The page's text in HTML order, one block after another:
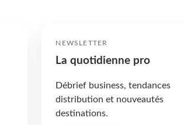
NEWSLETTER
La quotidienne pro
Débrief business, tendances
distribution et nouveautés
destinations.